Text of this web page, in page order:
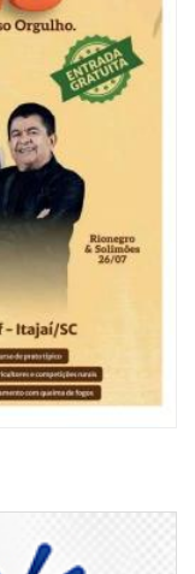
de mergulhadores e